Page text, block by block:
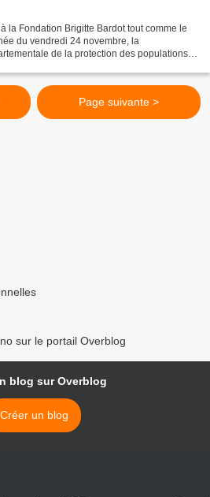
la Fondation Brigitte Bardot tout comme le
du vendredi 24 novembre, la
de la protection des populations
Page suivante >
sur le portail Overblog
blog sur Overblog
Créer un blog